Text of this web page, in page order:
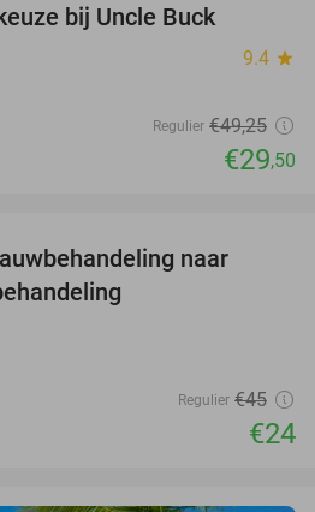
bij Uncle Buck
9.4 star
Regulier €49,25
€29,50
naar
Regulier €45
€24